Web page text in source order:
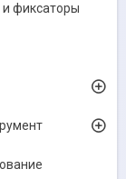
и фиксаторы